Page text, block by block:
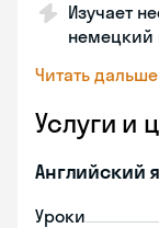
Изучает
немецкий
Читать дальше
Услуги и
Английский
Уроки